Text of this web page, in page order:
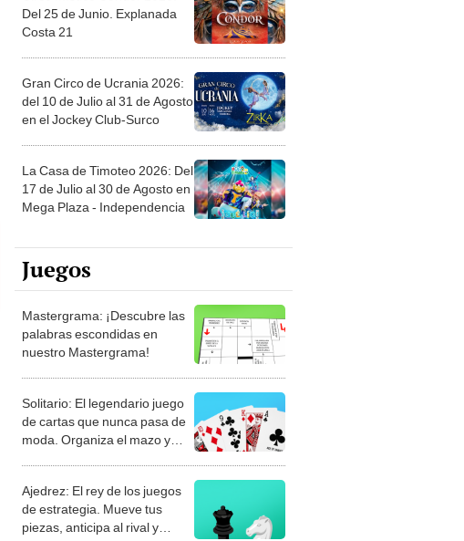
Del 25 de Junio. Explanada
Costa 21
Gran Circo de Ucrania 2026:
del 10 de Julio al 31 de Agosto
en el Jockey Club-Surco
La Casa de Timoteo 2026: Del
17 de Julio al 30 de Agosto en
Mega Plaza - Independencia
Juegos
Mastergrama: ¡Descubre las
palabras escondidas en
nuestro Mastergrama!
Solitario: El legendario juego
de cartas que nunca pasa de
moda. Organiza el mazo y
Ajedrez: El rey de los juegos
de estrategia. Mueve tus
piezas, anticipa al rival y